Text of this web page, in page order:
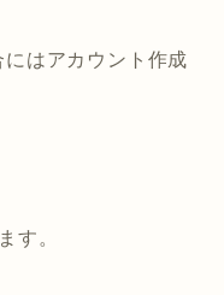
はアカウント作成
す。